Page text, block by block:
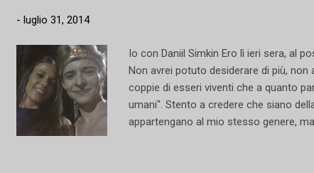
- luglio 31, 2014
Io con Daniil Simkin Ero lì ieri sera, al
Non avrei potuto desiderare di più,
coppie di esseri viventi che a quanto
umani". Stento a credere che siano
appartengano al mio stesso genere,